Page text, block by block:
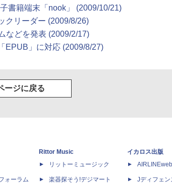
書籍端末「nook」
(2009/10/21)
クリーダー (2009/8/26)
などを発表 (2009/2/17)
EPUB」に対応 (2009/8/27)
ージに戻る
ォーラム
Rittor Music
リットーミュージック
楽器探そう!デジマート
イカロス出版
AIRLINEweb
Jディフェン